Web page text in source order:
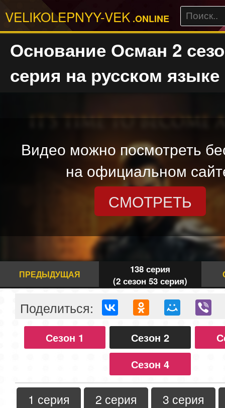
VELIKOLEPNYY-VEK .ONLINE
Основание Осман 2
серия на русском языке
Видео можно посмотреть
на официальном
СМОТРЕТЬ
ПРЕДЫДУЩАЯ
138 серия
(2 сезон 53 серия)
Поделиться:
Сезон 1 Сезон 2
Сезон 4
1 серия 2 серия
3 серия